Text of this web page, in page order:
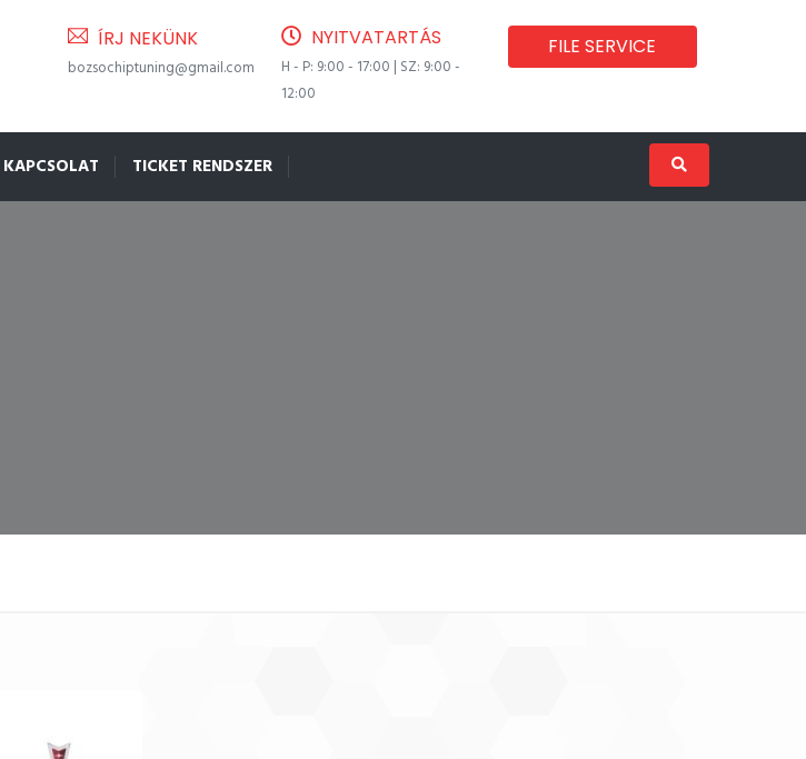
ÍRJ NEKÜNK
bozsochiptuning@gmail.com
NYITVATARTÁS
H - P: 9:00 - 17:00 | SZ: 9:00 -
12:00
FILE SERVICE
KAPCSOLAT TICKET RENDSZER